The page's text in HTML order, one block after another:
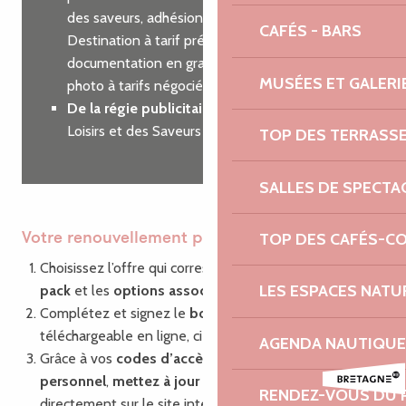
CAFÉS - BARS
MUSÉES ET
TOP DES
SALLES DE
TOP DES CAFÉS-
LES ESPACES
AGENDA NAUTIQUE
RENDEZ-VOUS DU
des saveurs, adhésion à Côtes d’Armor
Destination à tarif préférentiel, commande de
documentation en grande quantité, shooting
photo à tarifs négociés…
De la régie publicitaire
sur nos guides des
Loisirs et des Saveurs
Votre renouvellement pas à pas
Choisissez l’offre qui correspond à vos besoins : le
pack et les options associées
Complétez et signez le bon de commande,
téléchargeable en ligne, ci-dessous.
Grâce à vos codes d’accès
personnel, mettez à jour vos informations